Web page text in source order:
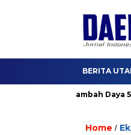
BERITA
Promo Tambah Daya 50
Home /